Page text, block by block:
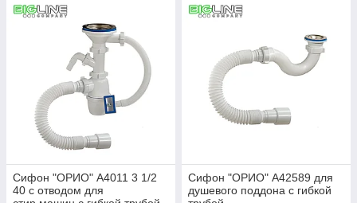
Сифон "ОРИО" А4011 3 1/2
40 с отводом для
Сифон "ОРИО" А42589 для
душевого поддона с гибкой